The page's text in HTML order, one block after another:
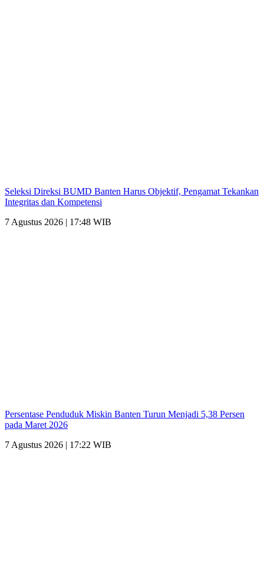
Seleksi Direksi BUMD Banten Harus Objektif, Pengamat Tekankan
Integritas dan Kompetensi
7 Agustus 2026 | 17:48 WIB
Persentase Penduduk Miskin Banten Turun Menjadi 5,38 Persen
pada Maret 2026
7 Agustus 2026 | 17:22 WIB